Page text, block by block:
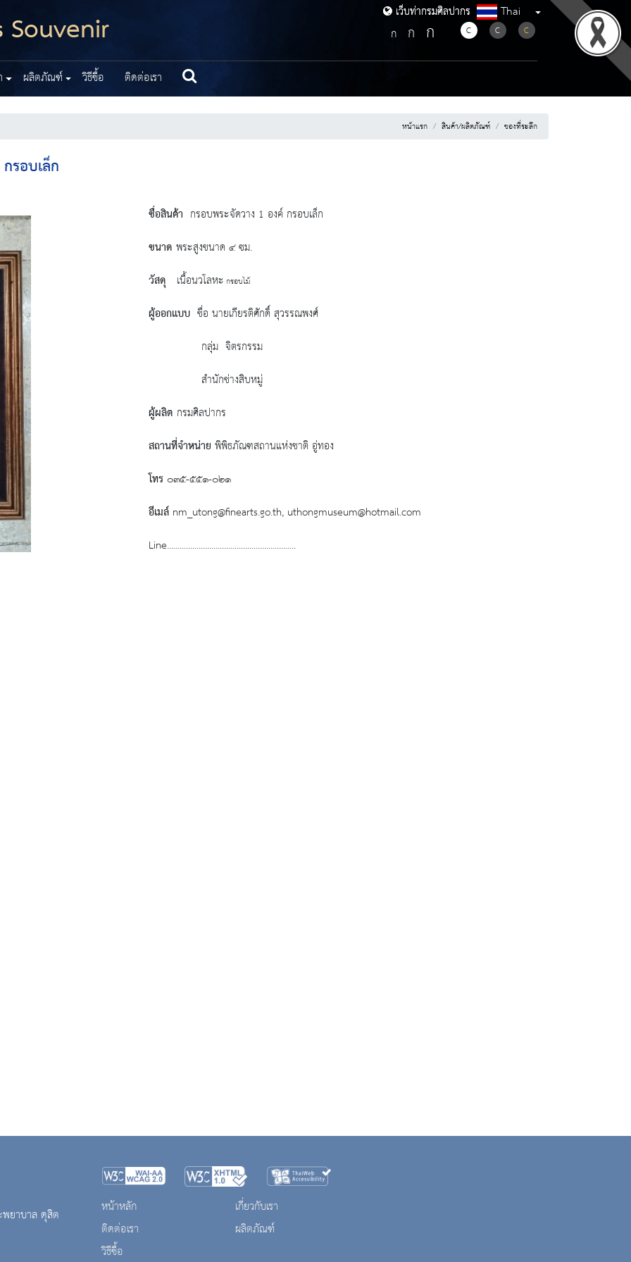
เว็บท่ากรมศิลปากร
เว็บท่ากรมศิลปากร Thai
ก ก ก C C C
ผลิตภัณฑ์ วิธีซื้อ ติดต่อเรา
หน้าแรก สินค้า/ผลิตภัณฑ์ ของที่ระลึก
รอบเล็ก
ชื่อสินค้า กรอบพระจัดวาง 1 องค์ กรอบเล็ก
ขนาด พระสูงขนาด ๔ ซม.
วัสดุ เนื้อนวโลหะกรอบไม้
ผู้ออกแบบ ชื่อ นายเกียรติศักดิ์ สุวรรณพงศ์
กลุ่ม จิตรกรรม
สำนักช่างสิบหมู่
ผู้ผลิต กรมศิลปากร
สถานที่จำหน่าย พิพิธภัณฑสถานแห่งชาติ อู่ทอง
โทร๐๓๕-๕๕๑-๐๒๑
อีเมล์ nm_utong@finearts.go.th, uthongmuseum@hotmail.com
Line.............................................................
ยาบาล ดุสิต
หน้าหลัก
ติดต่อเรา
วิธีซื้อ
เกี่ยวกับเรา
ผลิตภัณฑ์